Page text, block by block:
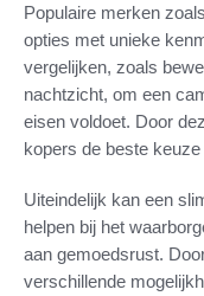
Populaire merken
opties met unieke
vergelijken, zoals
nachtzicht, om een
eisen voldoet. Door
kopers de beste
Uiteindelijk kan een
helpen bij het
aan gemoedsrust.
verschillende